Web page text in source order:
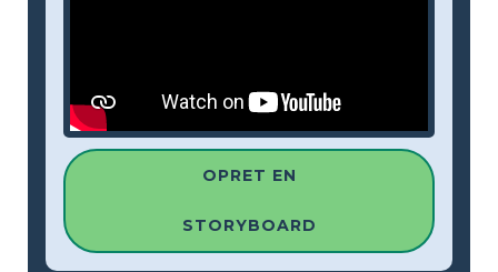
OPRET EN
STORYBOARD